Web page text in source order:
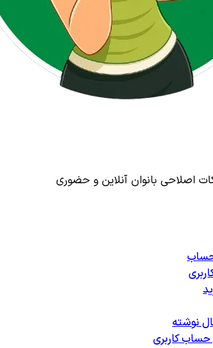
اصلاحی بانوان آنلاین و حضوری
نوشته
کاربری